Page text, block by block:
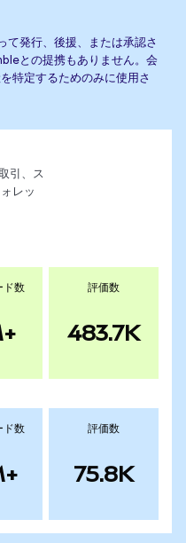
発行、後援、または承認さ
との提携もありません。会
特定するためのみに使用さ
引、ス
レッ
ド数 評価数
483.7K
ド数 評価数
75.8K